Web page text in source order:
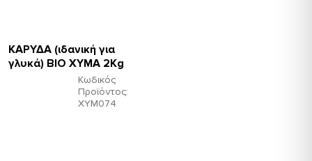
Κωδικός
Προϊόντος:
ΧΥΜ074
ΚΑΡΥΔΑ (ιδανική για
γλυκά) ΒΙΟ ΧΥΜΑ 2Kg